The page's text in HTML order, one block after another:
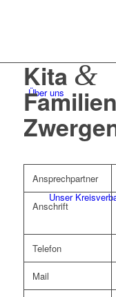
Über uns
Unser
Kita &
Ansprechpartner
Anschrift
Telefon
Mail